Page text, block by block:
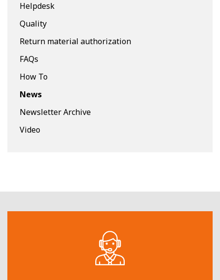
Helpdesk
Quality
Return material authorization
FAQs
How To
News
Newsletter Archive
Video